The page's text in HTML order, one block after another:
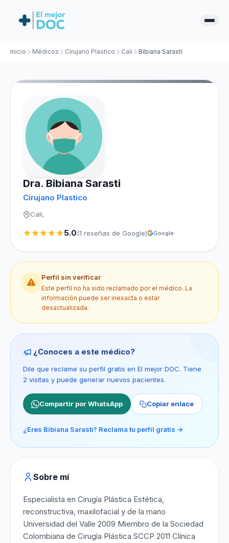
Inicio Médicos Cirujano Plastico Cali Bibiana Sarasti
Dra. Bibiana Sarasti
Cirujano Plastico
Cali,
5.0(1 reseñas de Google) Google
Perfil sin verificar
Este perfil no ha sido reclamado por el médico. La
información puede ser inexacta o estar
desactualizada.
¿Conoces a este médico?
Dile que reclame su perfil gratis en El mejor DOC. Tiene
2 visitas y puede generar nuevos pacientes.
Compartir por WhatsApp Copiar enlace
¿Eres Bibiana Sarasti? Reclama tu perfil gratis →
Sobre mí
Especialista en Cirugía Plástica Estética,
reconstructiva, maxilofacial y de la mano
Universidad del Valle 2009 Miembro de la Sociedad
Colombiana de Cirugía Plástica SCCP 2011 Clínica